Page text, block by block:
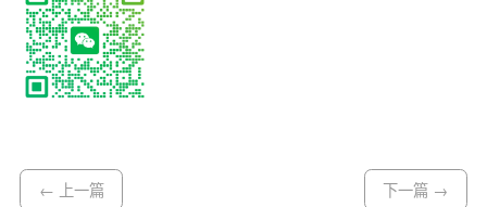
← 上一篇 下一篇 →